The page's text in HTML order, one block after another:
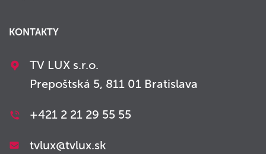
KONTAKTY
TV LUX s.r.o.
Prepoštská 5, 811 01 Bratislava
+421 2 21 29 55 55
tvlux@tvlux.sk